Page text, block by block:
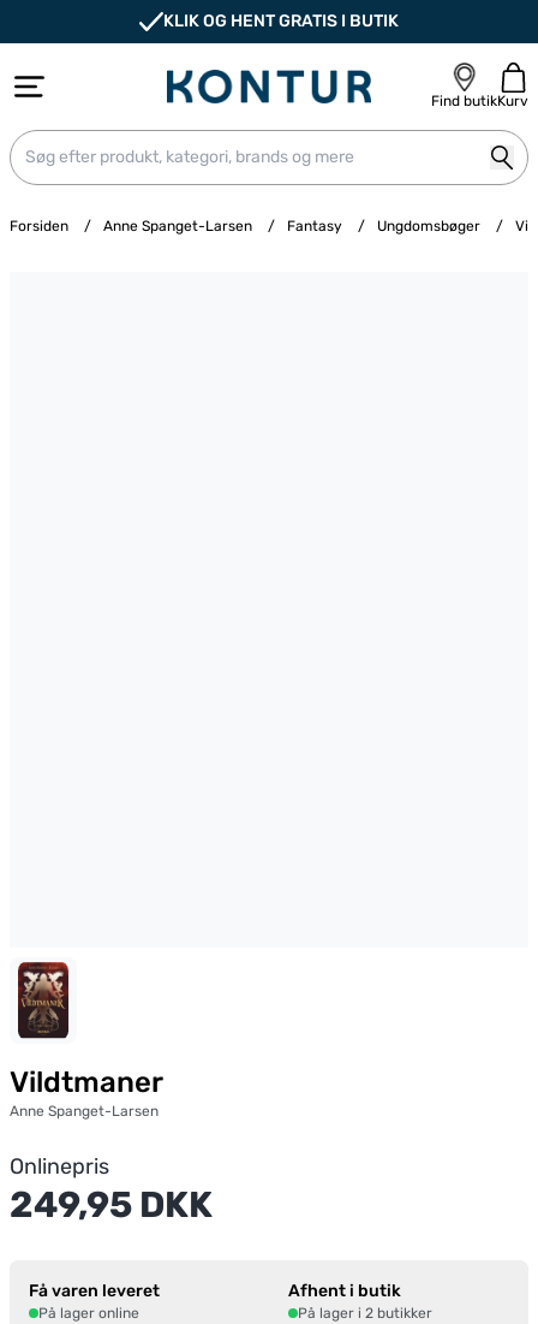
KLIK OG HENT GRATIS I BUTIK
Find butikKurv
Forsiden / Anne Spanget-Larsen / Fantasy / Ungdomsbøger /
Vildtmaner
Anne Spanget-Larsen
Onlinepris
249,95 DKK
Få varen leveret
På lager online
Afhent i butik
På lager i 2 butikker